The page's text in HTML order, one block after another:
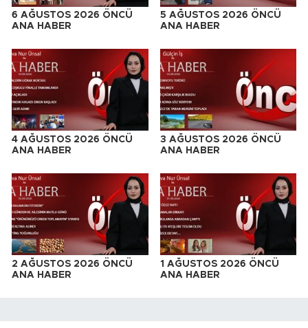
6 AĞUSTOS 2026 ÖNCÜ
ANA HABER
5 AĞUSTOS 2026 ÖNCÜ
ANA HABER
4 AĞUSTOS 2026 ÖNCÜ
ANA HABER
3 AĞUSTOS 2026 ÖNCÜ
ANA HABER
2 AĞUSTOS 2026 ÖNCÜ
ANA HABER
1 AĞUSTOS 2026 ÖNCÜ
ANA HABER